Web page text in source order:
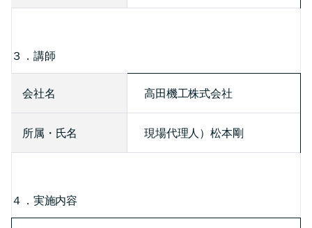
３．講師
会社名 高田機工株式会社
所属・氏名 現場代理人）松本剛
４．実施内容